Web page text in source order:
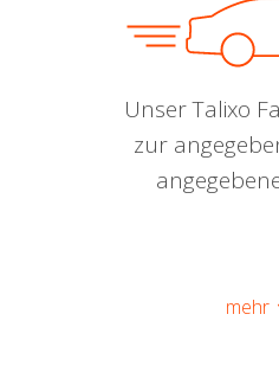
Unser Talixo
zur
mehr